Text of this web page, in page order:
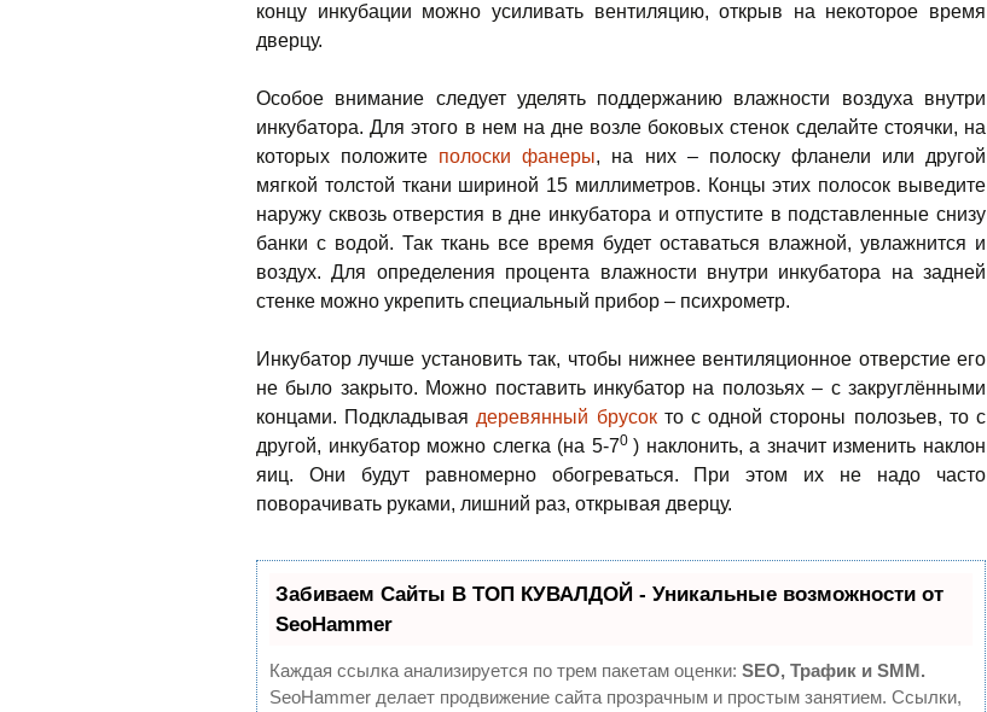
концу инкубации можно усиливать вентиляцию, открыв на некоторое время
дверцу.
Особое внимание следует уделять поддержанию влажности воздуха внутри
инкубатора. Для этого в нем на дне возле боковых стенок сделайте стоячки, на
которых положите полоски фанеры, на них – полоску фланели или другой
мягкой толстой ткани шириной 15 миллиметров. Концы этих полосок выведите
наружу сквозь отверстия в дне инкубатора и отпустите в подставленные снизу
банки с водой. Так ткань все время будет оставаться влажной, увлажнится и
воздух. Для определения процента влажности внутри инкубатора на задней
стенке можно укрепить специальный прибор – психрометр.
Инкубатор лучше установить так, чтобы нижнее вентиляционное отверстие его
не было закрыто. Можно поставить инкубатор на полозьях – с закруглёнными
концами. Подкладывая деревянный брусокто с одной стороны полозьев, то с
другой, инкубатор можно слегка (на 5-70) наклонить, а значит изменить наклон
яиц. Они будут равномерно обогреваться. При этом их не надо часто
поворачивать руками, лишний раз, открывая дверцу.
Забиваем Сайты В ТОП КУВАЛДОЙ - Уникальные возможности от
SeoHammer
Каждая ссылка анализируется по трем пакетам оценки: SEO, Трафик и SMM.
SeoHammer делает продвижение сайта прозрачным и простым занятием. Ссылки,